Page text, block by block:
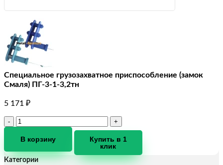
Специальное грузозахватное приспособление (замок
Смаля) ПГ-3-1-3,2тн
5 171 ₽
Количество
Специальное
приспособление
В корзину
Купить в 1
клик
Категории